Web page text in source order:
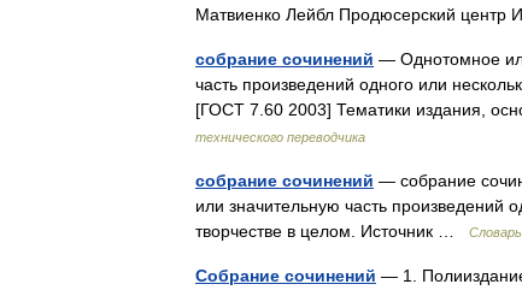
Матвиенко Лейбл Продюсерский
собрание сочинений — Однотомное
часть произведений одного или
[ГОСТ 7.60 2003] Тематики издания,
технического переводчика
собрание сочинений — собрание
или значительную часть произведений
творчестве в целом. Источник …
Собрание сочинений — 1.